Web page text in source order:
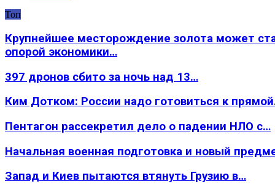
Топ
Крупнейшее месторождение золота может
опорой экономики…
397 дронов сбито за ночь над 13…
Ким Дотком: России надо готовиться к
Пентагон рассекретил дело о падении НЛО с…
Начальная военная подготовка и новый
Запад и Киев пытаются втянуть Грузию в…